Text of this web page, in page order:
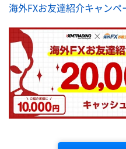
海外FXお友達紹介キャンペ